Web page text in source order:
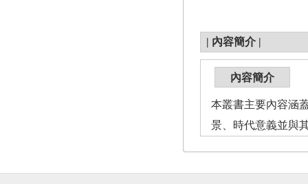
| 內容簡介 |
內容簡介
本叢書主要內容涵
景、時代意義並與